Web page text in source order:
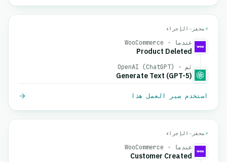
⚡ محفز →الإجراء
عندما · WooCommerce
Product Deleted
ثم · OpenAI (ChatGPT)
Generate Text (GPT-5)
استخدم سير العمل هذا
⚡ محفز →الإجراء
عندما · WooCommerce
Customer Created